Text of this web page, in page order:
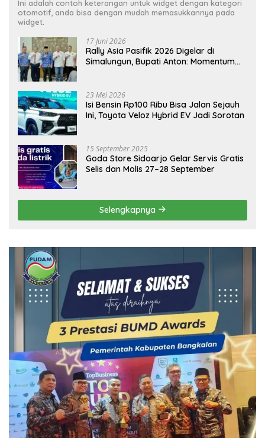
Ini adalah contoh keterangan untuk widget dengan kategori
otomotif, anda bisa dengan mudah memasukkannya pada
widget.
17 Juni 2026
Rally Asia Pasifik 2026 Digelar di
Simalungun, Bupati Anton: Momentum
23 Mei 2026
Isi Bensin Rp100 Ribu Bisa Jalan Sejauh
Ini, Toyota Veloz Hybrid EV Jadi Sorotan
15 September 2025
Goda Store Sidoarjo Gelar Servis Gratis
Selis dan Molis 27–28 September
Selengkapnya